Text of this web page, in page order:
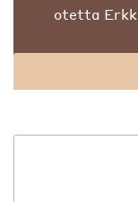
otetta